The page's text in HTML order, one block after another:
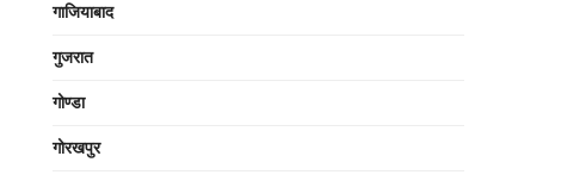
गाजियाबाद
गुजरात
गोण्डा
गोरखपुर